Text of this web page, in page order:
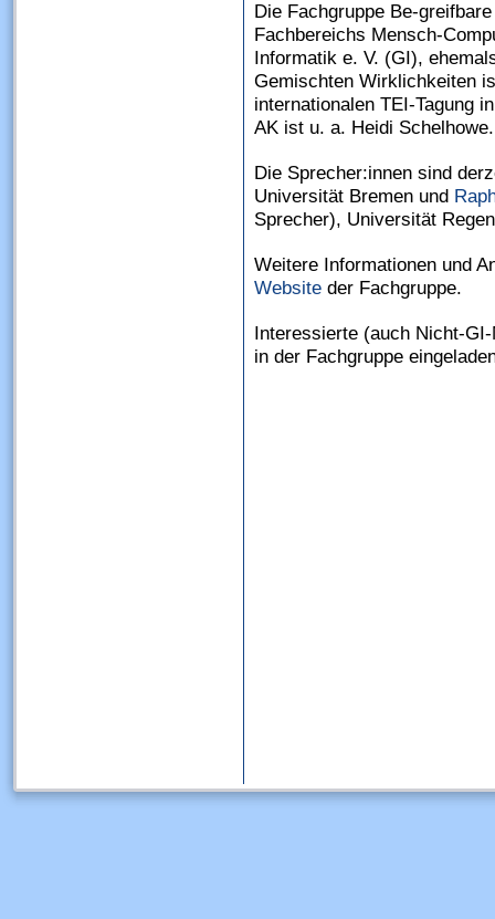
Die Fachgruppe Be-
Fachbereichs Mensch-
Informatik e. V. (GI),
Gemischten Wirklichkeiten
internationalen TEI-Tagung
AK ist u. a. Heidi Schelhowe.
Die Sprecher:innen sind
Universität Bremen und
Sprecher), Universität
Weitere Informationen und
Website der Fachgruppe.
Interessierte (auch Nicht-
in der Fachgruppe